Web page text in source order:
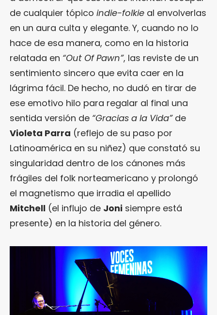
de cualquier tópico indie-folkie al envolverlas
en un aura culta y elegante. Y, cuando no lo
hace de esa manera, como en la historia
relatada en “Out Of Pawn”, las reviste de un
sentimiento sincero que evita caer en la
lágrima fácil. De hecho, no dudó en tirar de
ese emotivo hilo para regalar al final una
sentida versión de “Gracias a la Vida”de
Violeta Parra (reflejo de su paso por
Latinoamérica en su niñez) que constató su
singularidad dentro de los cánones más
frágiles del folk norteamericano y prolongó
el magnetismo que irradia el apellido
Mitchell (el influjo de Joni siempre está
presente) en la historia del género.